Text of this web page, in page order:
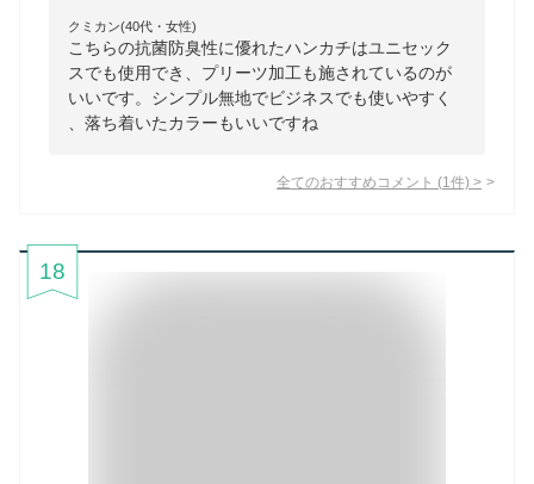
クミカン(40代・女性)
こちらの抗菌防臭性に優れたハンカチはユニセック
スでも使用でき、プリーツ加工も施されているのが
いいです。シンプル無地でビジネスでも使いやすく
、落ち着いたカラーもいいですね
全てのおすすめコメント (1 件) >
18